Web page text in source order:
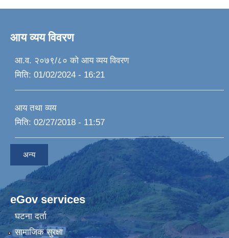
आय व्यय विवरण
आ.व. २०७९/८० को आय व्यय विवरण
मिति: 01/02/2024 - 16:21
आय तथा व्यय
मिति: 02/27/2018 - 11:57
अन्य
eGov services
घटना दर्ता
सामाजिक सुरक्षा